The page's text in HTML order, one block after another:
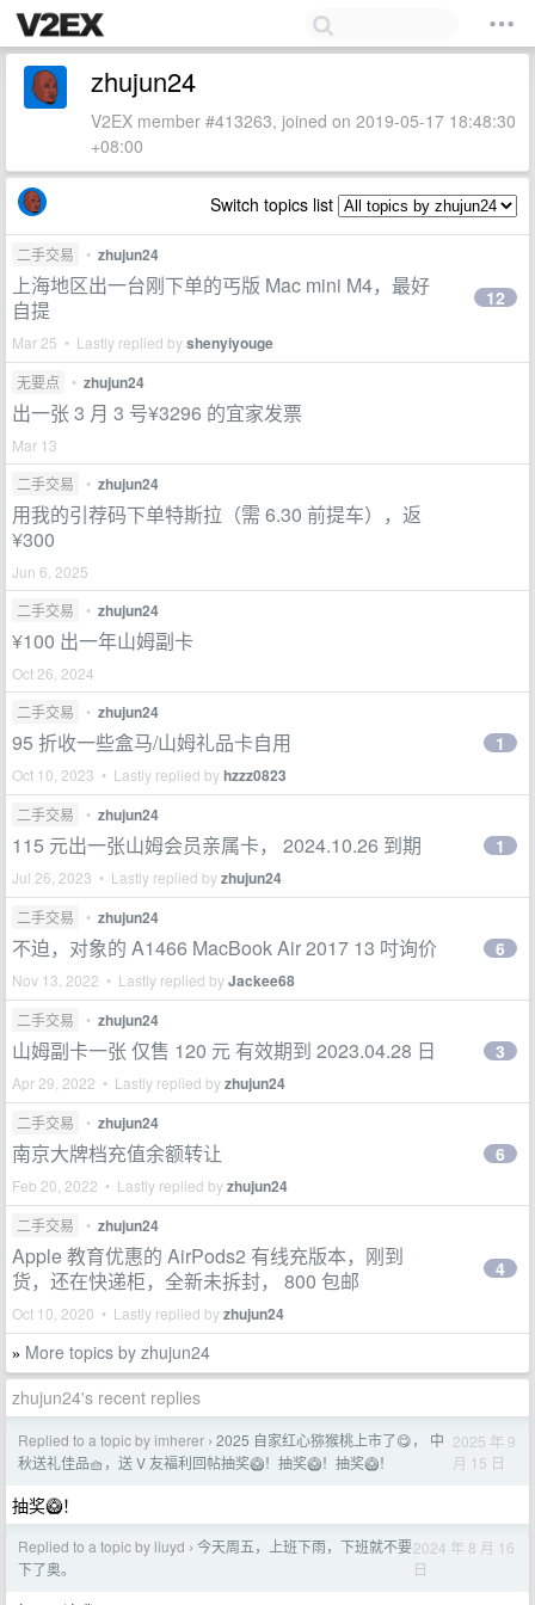
zhujun24
V2EX member #413263, joined on 2019-05-17 18:48:30
+08:00
Switch topics list
二手交易 • zhujun24
上海地区出一台刚下单的丐版 Mac mini M4，最好
自提
Mar 25 • Lastly replied byshenyiyouge
12
无要点 • zhujun24
出一张 3 月 3 号¥3296 的宜家发票
Mar 13
二手交易
• zhujun24
用我的引荐码下单特斯拉（需 6.30 前提车），返
¥300
Jun 6, 2025
二手交易
• zhujun24
¥100 出一年山姆副卡
Oct 26, 2024
二手交易
• zhujun24
95 折收一些盒马/山姆礼品卡自用
Oct 10, 2023 • Lastly replied byhzzz0823
1
二手交易 • zhujun24
115 元出一张山姆会员亲属卡， 2024.10.26 到期
Jul 26, 2023 • Lastly replied byzhujun24
1
二手交易 • zhujun24
不迫，对象的 A1466 MacBook Air 2017 13 吋询价
Nov 13, 2022 • Lastly replied byJackee68
6
二手交易 • zhujun24
山姆副卡一张 仅售 120 元 有效期到 2023.04.28 日
Apr 29, 2022 • Lastly replied byzhujun24
3
二手交易 • zhujun24
南京大牌档充值余额转让
Feb 20, 2022 • Lastly replied byzhujun24
6
二手交易 • zhujun24
Apple 教育优惠的 AirPods2 有线充版本，刚到
货，还在快递柜，全新未拆封， 800 包邮
Oct 10, 2020 • Lastly replied byzhujun24
4
» More topics by zhujun24
zhujun24's recent replies
Replied to a topic by imherer › 2025 自家红心猕猴桃上市了😋， 中
秋送礼佳品🧺，送 V 友福利回帖抽奖🥝！抽奖🥝！抽奖🥝！
2025 年 9
月 15 日
抽奖🥝！
Replied to a topic by liuyd › 今天周五，上班下雨，下班就不要
下了奥。
2024 年 8 月 16
日